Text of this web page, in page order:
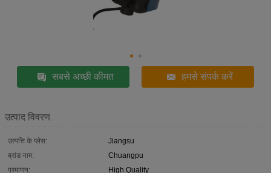
सबसे अच्छी कीमत हमसे संपर्क करें
उत्पाद विवरण
उत्पत्ति के प्लेस:
Jiangsu
ब्रांड नाम:
Chuangpu
प्रमाणन:
High Quality